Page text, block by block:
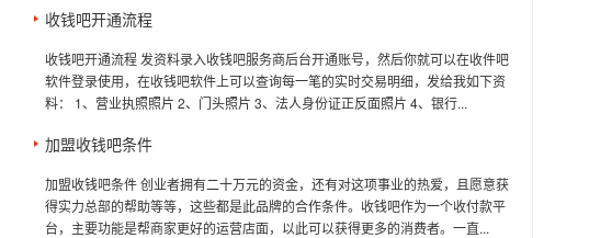
收钱吧开通流程
收钱吧开通流程 发资料录入收钱吧服务商后台开通账号，然后你就可以在收件吧
软件登录使用，在收钱吧软件上可以查询每一笔的实时交易明细，发给我如下资
料： 1、营业执照照片 2、门头照片 3、法人身份证正反面照片 4、银行...
加盟收钱吧条件
加盟收钱吧条件 创业者拥有二十万元的资金，还有对这项事业的热爱，且愿意获
得实力总部的帮助等等，这些都是此品牌的合作条件。收钱吧作为一个收付款平
台，主要功能是帮商家更好的运营店面，以此可以获得更多的消费者。一直...